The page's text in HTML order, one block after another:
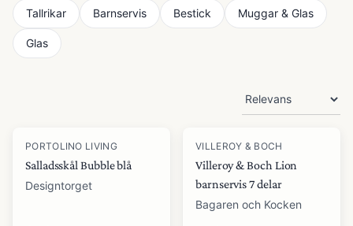
Tallrikar Barnservis Bestick Muggar & Glas
Glas
PORTOLINO LIVING
Salladsskål Bubble blå
Designtorget
VILLEROY & BOCH
Villeroy & Boch Lion
barnservis 7 delar
Bagaren och Kocken